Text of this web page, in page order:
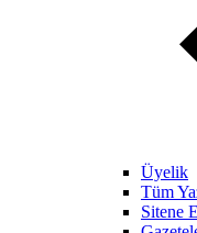
Üyelik
Tüm
Sitene